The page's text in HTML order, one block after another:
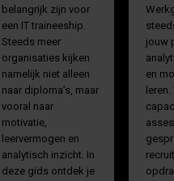
belangrijk zijn voor
een IT traineeship.
Steeds meer
organisaties kijken
namelijk niet alleen
naar diploma’s, maar
vooral naar
motivatie,
leervermogen en
analytisch inzicht. In
deze gids ontdek je
jouw
en